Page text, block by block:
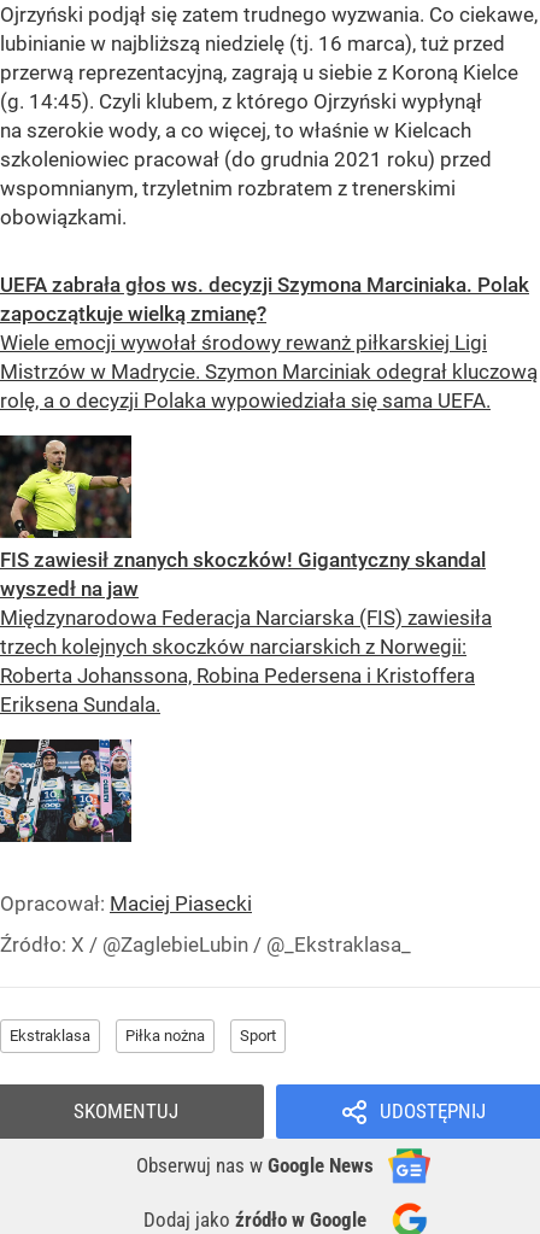
Ojrzyński podjął się zatem trudnego wyzwania. Co ciekawe,
lubinianie w najbliższą niedzielę (tj. 16 marca), tuż przed
przerwą reprezentacyjną, zagrają u siebie z Koroną Kielce
(g. 14:45). Czyli klubem, z którego Ojrzyński wypłynął
na szerokie wody, a co więcej, to właśnie w Kielcach
szkoleniowiec pracował (do grudnia 2021 roku) przed
wspomnianym, trzyletnim rozbratem z trenerskimi
obowiązkami.
UEFA zabrała głos ws. decyzji Szymona Marciniaka. Polak
zapoczątkuje wielką zmianę?
Wiele emocji wywołał środowy rewanż piłkarskiej Ligi
Mistrzów w Madrycie. Szymon Marciniak odegrał kluczową
rolę, a o decyzji Polaka wypowiedziała się sama UEFA.
FIS zawiesił znanych skoczków! Gigantyczny skandal
wyszedł na jaw
Międzynarodowa Federacja Narciarska (FIS) zawiesiła
trzech kolejnych skoczków narciarskich z Norwegii:
Roberta Johanssona, Robina Pedersena i Kristoffera
Eriksena Sundala.
Opracował: Maciej Piasecki
Źródło: X / @ZaglebieLubin / @_Ekstraklasa_
Ekstraklasa Piłka nożna Sport
UDOSTĘPNIJ
Obserwuj nas w Google News
Dodaj jako źródło w Google
SKOMENTUJ